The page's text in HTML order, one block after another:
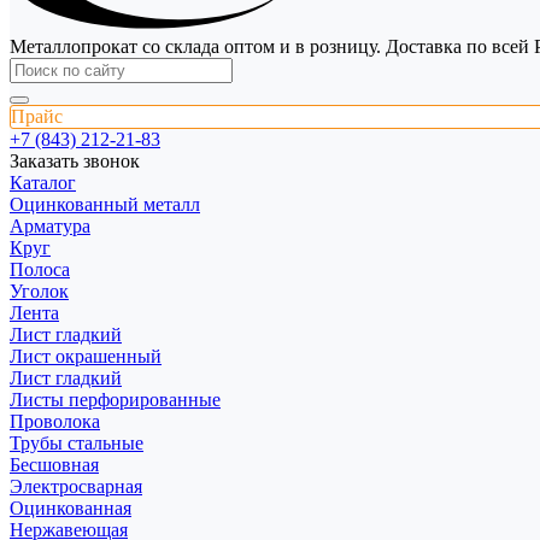
Металлопрокат со склада оптом и в розницу. Доставка по всей
Прайс
+7 (843) 212-21-83
Заказать звонок
Каталог
Оцинкованный металл
Арматура
Круг
Полоса
Уголок
Лента
Лист гладкий
Лист окрашенный
Лист гладкий
Листы перфорированные
Проволока
Трубы стальные
Бесшовная
Электросварная
Оцинкованная
Нержавеющая